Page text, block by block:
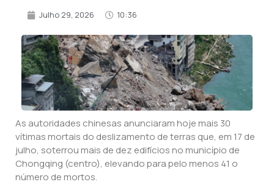
Julho 29, 2026 10:36
As autoridades chinesas anunciaram hoje mais 30
vítimas mortais do deslizamento de terras que, em 17 de
julho, soterrou mais de dez edifícios no município de
Chongqing (centro), elevando para pelo menos 41 o
número de mortos.